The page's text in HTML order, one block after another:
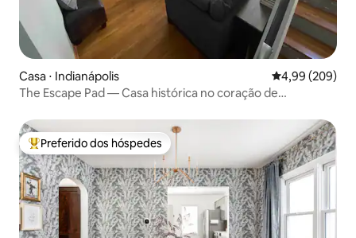
Casa ⋅ Indianápolis 4,99 de uma
4,99 (209)
The Escape Pad — Casa histórica no coração de
Entre os melhores preferidos dos hóspedes
Preferido dos hóspedes